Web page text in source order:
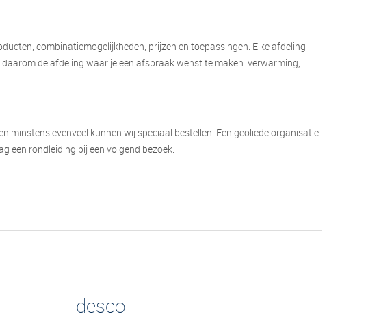
combinatiemogelijkheden, prijzen en toepassingen. Elke afdeling
de afdeling waar je een afspraak wenst te maken: verwarming,
minstens evenveel kunnen wij speciaal bestellen. Een geoliede organisatie
een rondleiding bij een volgend bezoek.
desco